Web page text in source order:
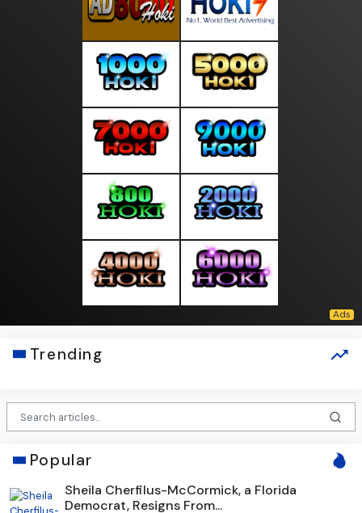
Trending
Popular
Sheila Cherfilus-McCormick, a Florida
Democrat, Resigns From...